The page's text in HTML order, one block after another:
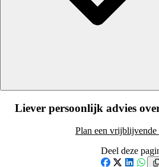
Liever persoonlijk advies
Plan een vrijblijvende
Deel deze